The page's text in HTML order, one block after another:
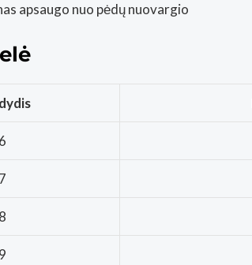
apsaugo nuo pėdų nuovargio